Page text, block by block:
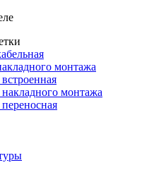
монтажа
монтажа